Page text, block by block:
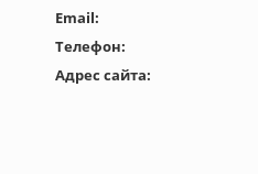
Email:
Телефон:
Адрес сайта: